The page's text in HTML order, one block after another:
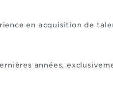
en acquisition de
années,